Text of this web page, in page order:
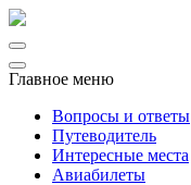
Главное меню
Вопросы и ответы
Путеводитель
Интересные места
Авиабилеты